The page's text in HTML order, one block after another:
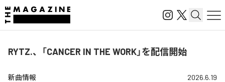
RYTZ.、「CANCER IN THE WORK」を配信開始
新曲情報 2026.6.19